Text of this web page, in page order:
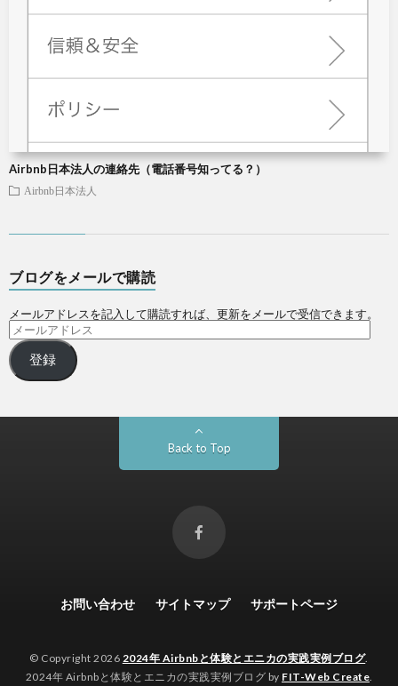
Airbnb日本法人の連絡先（電話番号知ってる？）
Airbnb日本法人
ブログをメールで購読
メールアドレスを記入して購読すれば、更新をメールで受信できます。
登録
Back to Top
お問い合わせ サイトマップ サポートページ
© Copyright 2026 2024年 Airbnbと体験とエニカの実践実例ブログ.
2024年 Airbnbと体験とエニカの実践実例ブログ by FIT-Web Create